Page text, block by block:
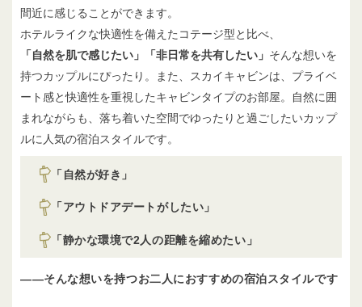
間近に感じることができます。
ホテルライクな快適性を備えたコテージ型と比べ、
「自然を肌で感じたい」「非日常を共有したい」 そんな想いを
持つカップルにぴったり。また、スカイキャビンは、プライベ
ート感と快適性を重視したキャビンタイプのお部屋。自然に囲
まれながらも、落ち着いた空間でゆったりと過ごしたいカップ
ルに人気の宿泊スタイルです。
「自然が好き」
「アウトドアデートがしたい」
「静かな環境で2人の距離を縮めたい」
——そんな想いを持つお二人におすすめの宿泊スタイルです